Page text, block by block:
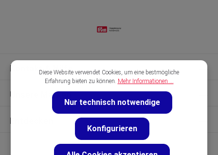
Kontakt & Hilfe
Unsere Marken
Entdecken
Diese Website verwendet Cookies, um eine bestmögliche
Erfahrung bieten zu können. Mehr Informationen ...
Nur technisch notwendige
Konfigurieren